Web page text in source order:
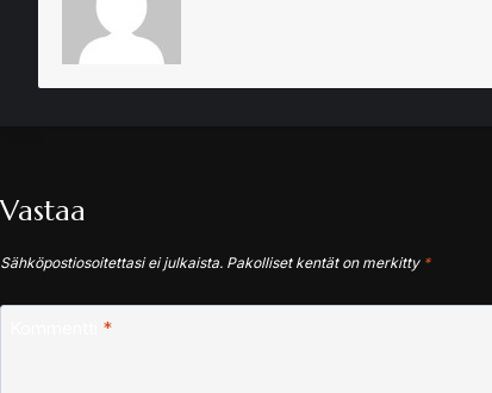
Vastaa
Sähköpostiosoitettasi ei julkaista. Pakolliset kentät on merkitty *
*